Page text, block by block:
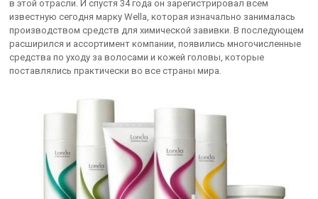
в этой отрасли. И спустя 34 года он зарегистрировал всем
известную сегодня марку Wella, которая изначально занималась
производством средств для химической завивки. В последующем
расширился и ассортимент компании, появились многочисленные
средства по уходу за волосами и кожей головы, которые
поставлялись практически во все страны мира.